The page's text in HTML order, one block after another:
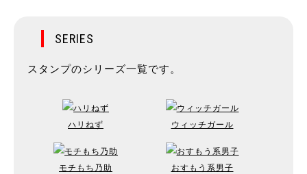
SERIES
スタンプのシリーズ一覧です。
ハリねず ウィッチガール
モチもち乃助 おすもう系男子